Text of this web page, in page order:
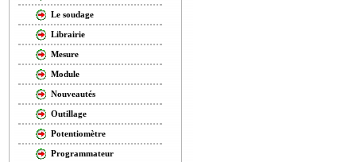
Le soudage
Librairie
Mesure
Module
Nouveautés
Outillage
Potentiomètre
Programmateur